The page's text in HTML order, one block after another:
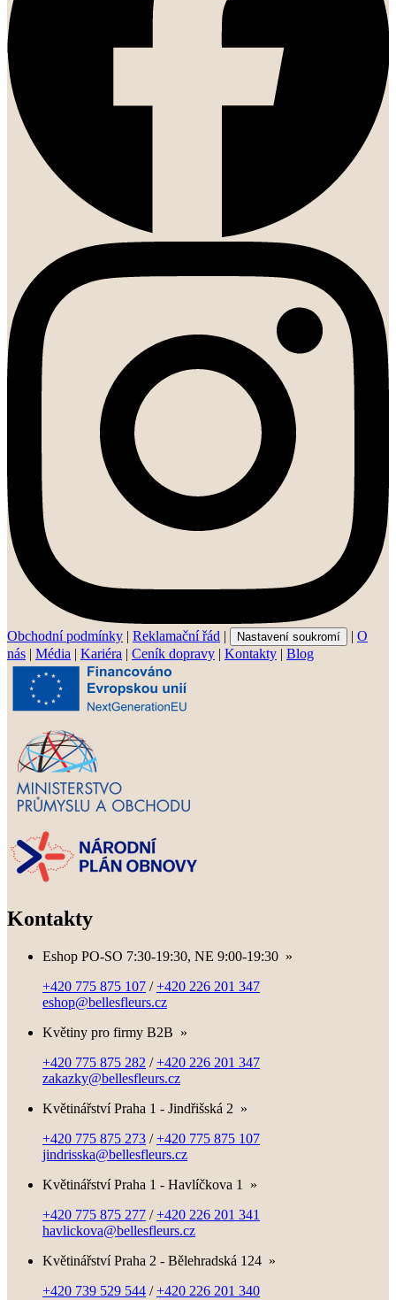
Obchodní podmínky | Reklamační řád | Nastavení soukromí | O
nás | Média | Kariéra | Ceník dopravy | Kontakty | Blog
Kontakty
Eshop PO-SO 7:30-19:30, NE 9:00-19:30 »
+420 775 875 107 /+420 226 201 347
eshop@bellesfleurs.cz
Květiny pro firmy B2B »
+420 775 875 282 /+420 226 201 347
zakazky@bellesfleurs.cz
Květinářství Praha 1 - Jindřišská 2 »
+420 775 875 273 /+420 775 875 107
jindrisska@bellesfleurs.cz
Květinářství Praha 1 - Havlíčkova 1
»
+420 775 875 277 /+420 226 201 341
havlickova@bellesfleurs.cz
Květinářství Praha 2 - Bělehradská 124 »
+420 739 529 544 /+420 226 201 340